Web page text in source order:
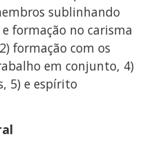
sublinhando
formação no carisma
formação com os
em conjunto, 4)
5) e espírito